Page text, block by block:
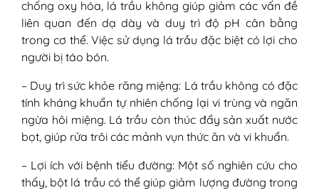
chống oxy hóa, lá trầu không giúp giảm các vấn đề
liên quan đến dạ dày và duy trì độ pH cân bằng
trong cơ thể. Việc sử dụng lá trầu đặc biệt có lợi cho
người bị táo bón.
– Duy trì sức khỏe răng miệng: Lá trầu không có đặc
tính kháng khuẩn tự nhiên chống lại vi trùng và ngăn
ngừa hôi miệng. Lá trầu còn thúc đẩy sản xuất nước
bọt, giúp rửa trôi các mảnh vụn thức ăn và vi khuẩn.
– Lợi ích với bệnh tiểu đường: Một số nghiên cứu cho
thấy, bột lá trầu có thể giúp giảm lượng đường trong